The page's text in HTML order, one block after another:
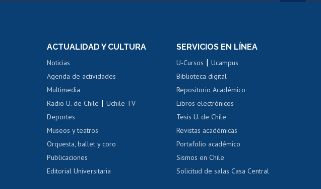
Portal de movilidad interna
Certificado de renta
Certificado de renta
Gestión de correo uchile
Movilidad Estudiantil
Cursos de español
Acoso laboral, sexual y violencia
ACTUALIDAD Y CULTURA
Noticias
Agenda de actividades
Multimedia
Radio U. de Chile |Uchile TV
Deportes
Museos y teatros
Orquesta, ballet y coro
Publicaciones
Editorial Universitaria
SERVICIOS EN LÍNEA
U-Cursos |Ucampus
Biblioteca digital
Repositorio Académico
Libros electrónicos
Tesis U. de Chile
Revistas académicas
Portafolio académico
Sismos en Chile
Solicitud de salas Casa Central